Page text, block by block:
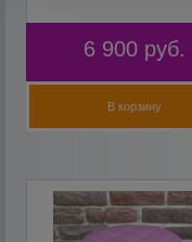
6 900 руб.
В корзину